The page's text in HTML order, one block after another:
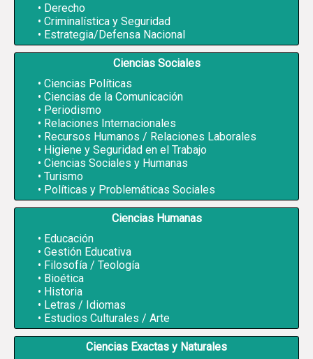
Derecho
Criminalística y Seguridad
Estrategia/Defensa Nacional
Ciencias Sociales
Ciencias Políticas
Ciencias de la Comunicación
Periodismo
Relaciones Internacionales
Recursos Humanos / Relaciones Laborales
Higiene y Seguridad en el Trabajo
Ciencias Sociales y Humanas
Turismo
Políticas y Problemáticas Sociales
Ciencias Humanas
Educación
Gestión Educativa
Filosofía / Teología
Bioética
Historia
Letras / Idiomas
Estudios Culturales / Arte
Ciencias Exactas y Naturales